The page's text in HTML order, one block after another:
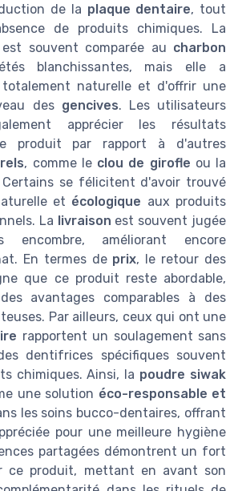
de la plaque dentaire, tout
de produits chimiques. La
souvent comparée au charbon
blanchissantes, mais elle a
naturelle et d'offrir une
des gencives. Les utilisateurs
apprécier les résultats
produit par rapport à d'autres
, comme le clou de girofle ou la
Certains se félicitent d'avoir trouvé
et écologique aux produits
La livraison est souvent jugée
améliorant encore
En termes de prix, le retour des
que ce produit reste abordable,
avantages comparables à des
Par ailleurs, ceux qui ont une
rapportent un soulagement sans
dentifrices spécifiques souvent
chimiques. Ainsi, la poudre siwak
une solution éco-responsable et
les soins bucco-dentaires, offrant
pour une meilleure hygiène
partagées démontrent un fort
ce produit, mettant en avant son